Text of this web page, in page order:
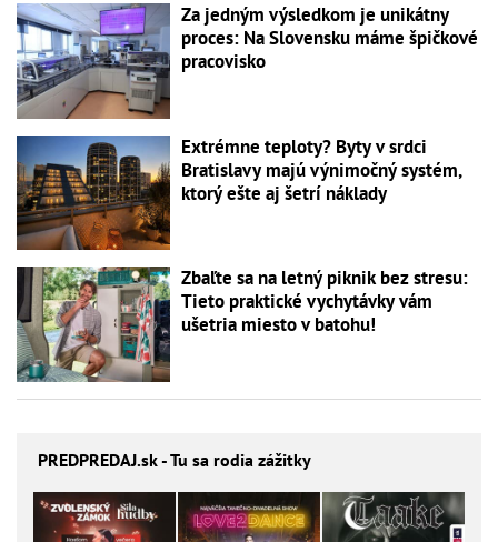
Za jedným výsledkom je unikátny
proces: Na Slovensku máme špičkové
pracovisko
Extrémne teploty? Byty v srdci
Bratislavy majú výnimočný systém,
ktorý ešte aj šetrí náklady
Zbaľte sa na letný piknik bez stresu:
Tieto praktické vychytávky vám
ušetria miesto v batohu!
PREDPREDAJ.sk - Tu sa rodia zážitky